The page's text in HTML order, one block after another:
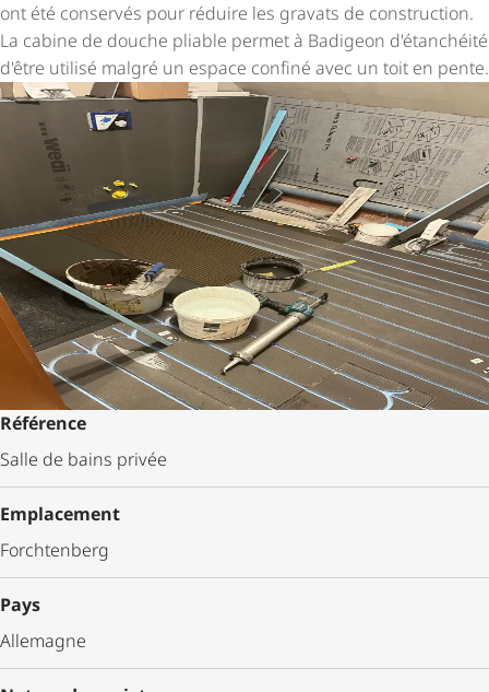
ont été conservés pour réduire les gravats de construction.
La cabine de douche pliable permet à Badigeon d'étanchéité
d'être utilisé malgré un espace confiné avec un toit en pente.
Référence
Salle de bains privée
Emplacement
Forchtenberg
Pays
Allemagne